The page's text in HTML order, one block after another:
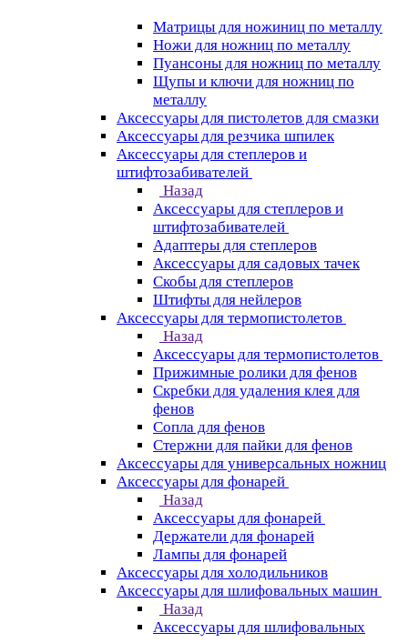
Матрицы для ножиниц по металлу
Ножи для ножниц по металлу
Пуансоны для ножниц по металлу
Щупы и ключи для ножниц по
металлу
Аксессуары для пистолетов для смазки
Аксессуары для резчика шпилек
Аксессуары для степлеров и
штифтозабивателей
Назад
Аксессуары для степлеров и
штифтозабивателей
Адаптеры для степлеров
Аксессуары для садовых тачек
Скобы для степлеров
Штифты для нейлеров
Аксессуары для термопистолетов
Назад
Аксессуары для термопистолетов
Прижимные ролики для фенов
Скребки для удаления клея для
фенов
Сопла для фенов
Стержни для пайки для фенов
Аксессуары для универсальных ножниц
Аксессуары для фонарей
Назад
Аксессуары для фонарей
Держатели для фонарей
Лампы для фонарей
Аксессуары для холодильников
Аксессуары для шлифовальных машин
Назад
Аксессуары для шлифовальных